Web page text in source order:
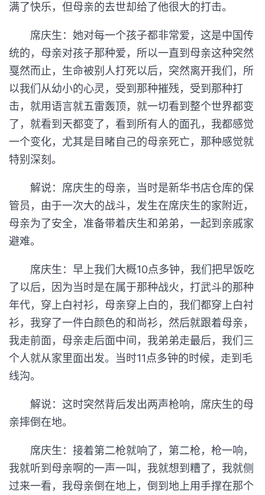
满了快乐，但母亲的去世却给了他很大的打击。
席庆生：她对每一个孩子都非常爱，这是中国传
统的，母亲对孩子那种爱，所以一直到母亲这种突然
戛然而止，生命被别人打死以后，突然离开我们，所
以我们从幼小的心灵，受到那种摧残，受到那种打
击，就用语言就五雷轰顶，就一切看到整个世界都变
了，就看到天都变了，看到所有人的面孔，我都感觉
一个变化，尤其是目睹自己的母亲死亡，那种感觉就
特别深刻。
解说：席庆生的母亲，当时是新华书店仓库的保
管员，由于一次大的战斗，发生在席庆生的家附近，
母亲为了安全，准备带着庆生和弟弟，一起到亲戚家
避难。
席庆生：早上我们大概10点多钟，我们把早饭吃
了以后，因为当时是在属于那种战火，打武斗的那种
年代，穿上白衬衫，母亲穿上白的，我们都穿上白衬
衫，我穿了一件白颜色的和尚衫，然后就跟着母亲，
我走前面，母亲走后面中间，我弟弟走最后，我们三
个人就从家里面出发。当时11点多钟的时候，走到毛
线沟。
解说：这时突然背后发出两声枪响，席庆生的母
亲摔倒在地。
席庆生：接着第二枪就响了，第二枪，枪一响，
我就听到母亲啊的一声一叫，我就想到糟了，我就侧
过来一看，我母亲倒在地上，倒到地上用手撑在那个